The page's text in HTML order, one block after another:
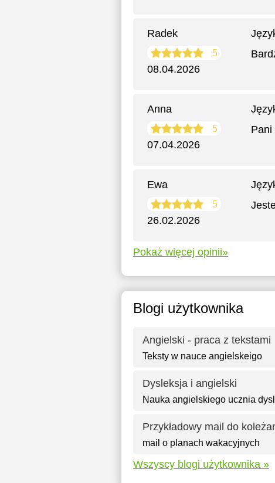
Radek
5
08.04.2026
Anna
5
07.04.2026
Pani
Ewa
5
26.02.2026
Pokaż więcej opinii»
Blogi użytkownika
Angielski - praca z tekstami
Teksty w nauce angielskeigo
Dysleksja i angielski
Nauka angielskiego ucznia
Przykładowy mail do
mail o planach wakacyjnych
Wszyscy blogi użytkownika »